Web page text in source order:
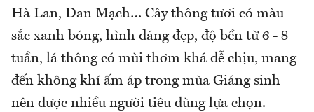
Hà Lan, Đan Mạch… Cây thông tươi có màu
sắc xanh bóng, hình dáng đẹp, độ bền từ 6 - 8
tuần, lá thông có mùi thơm khá dễ chịu, mang
đến không khí ấm áp trong mùa Giáng sinh
nên được nhiều người tiêu dùng lựa chọn.